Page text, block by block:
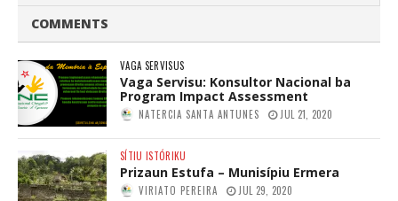
COMMENTS
VAGA SERVISUS
Vaga Servisu: Konsultor Nacional ba
Program Impact Assessment
NATERCIA SANTA ANTUNES JUL 21, 2020
SÍTIU ISTÓRIKU
Prizaun Estufa – Munisípiu Ermera
VIRIATO PEREIRA JUL 29, 2020